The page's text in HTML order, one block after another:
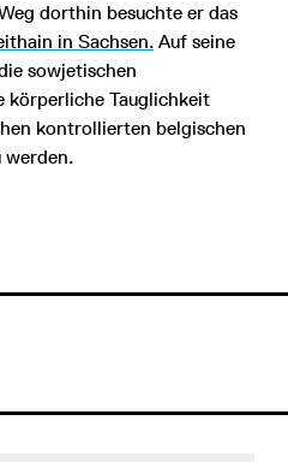
dorthin besuchte er das
in Sachsen. Auf seine
sowjetischen
körperliche Tauglichkeit
kontrollierten belgischen
werden.